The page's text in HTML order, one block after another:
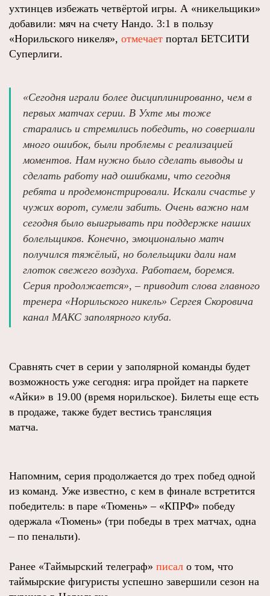
ухтинцев избежать четвёртой игры. А «никельщики»
добавили: мяч на счету Нандо. 3:1 в пользу
«Норильского никеля», отмечает портал БЕТСИТИ
Суперлиги.
«Сегодня играли более дисциплинированно, чем в
первых матчах серии. В Ухте мы тоже
старались и стремились победить, но совершали
много ошибок, были проблемы с реализацией
моментов. Нам нужно было сделать выводы и
сделать работу над ошибками, что сегодня
ребята и продемонстрировали. Искали счастье у
чужих ворот, сумели забить. Очень важно нам
сегодня было выигрывать при поддержке наших
болельщиков. Конечно, эмоционально матч
получился тяжёлый, но болельщики дали нам
глоток свежего воздуха. Работаем, боремся.
Серия продолжается», – приводит слова главного
тренера «Норильского никель» Сергея Скоровича
канал МАКС заполярного клуба.
Сравнять счет в серии у заполярной команды будет
возможность уже сегодня: игра пройдет на паркете
«Айки» в 19.00 (время норильское). Билеты еще есть
в продаже, также будет вестись трансляция
матча.
Напомним, серия продолжается до трех побед одной
из команд. Уже известно, с кем в финале встретится
победитель: в паре «Тюмень» – «КПРФ» победу
одержала «Тюмень» (три победы в трех матчах, одна
– по пенальти).
Ранее «Таймырский телеграф» писал о том, что
таймырские фигуристы успешно завершили сезон на